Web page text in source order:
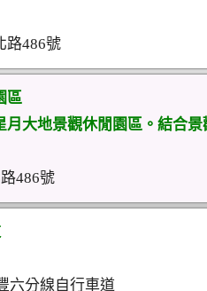
路486號
區
月大地景觀休閒園區。結合
486號
六分線自行車道